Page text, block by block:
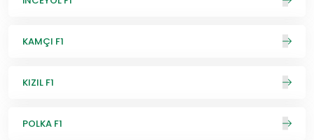
KAMÇI F1
KIZIL F1
POLKA F1